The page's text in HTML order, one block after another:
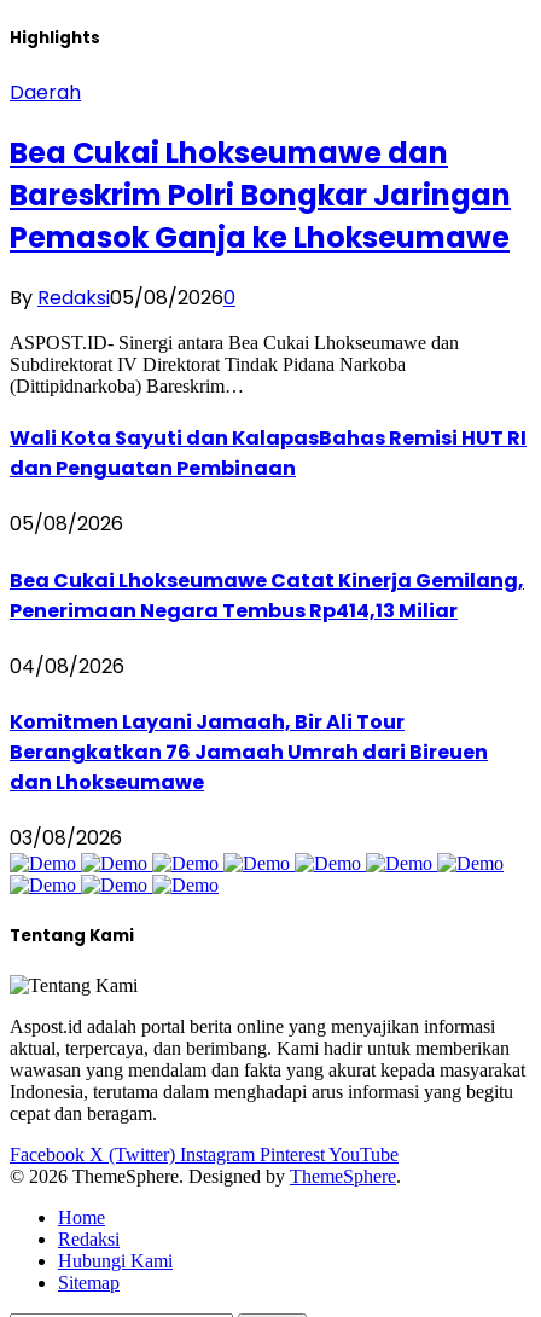
Highlights
Daerah
Bea Cukai Lhokseumawe dan
Bareskrim Polri Bongkar Jaringan
Pemasok Ganja ke Lhokseumawe
By Redaksi05/08/20260
ASPOST.ID- Sinergi antara Bea Cukai Lhokseumawe dan
Subdirektorat IV Direktorat Tindak Pidana Narkoba
(Dittipidnarkoba) Bareskrim…
Wali Kota Sayuti dan KalapasBahas Remisi HUT RI
dan Penguatan Pembinaan
05/08/2026
Bea Cukai Lhokseumawe Catat Kinerja Gemilang,
Penerimaan Negara Tembus Rp414,13 Miliar
04/08/2026
Komitmen Layani Jamaah, Bir Ali Tour
Berangkatkan 76 Jamaah Umrah dari Bireuen
dan Lhokseumawe
03/08/2026
Tentang Kami
Aspost.id adalah portal berita online yang menyajikan informasi
aktual, terpercaya, dan berimbang. Kami hadir untuk memberikan
wawasan yang mendalam dan fakta yang akurat kepada masyarakat
Indonesia, terutama dalam menghadapi arus informasi yang begitu
cepat dan beragam.
Facebook X (Twitter) Instagram PinterestYouTube
© 2026 ThemeSphere. Designed by ThemeSphere.
Home
Redaksi
Hubungi Kami
Sitemap